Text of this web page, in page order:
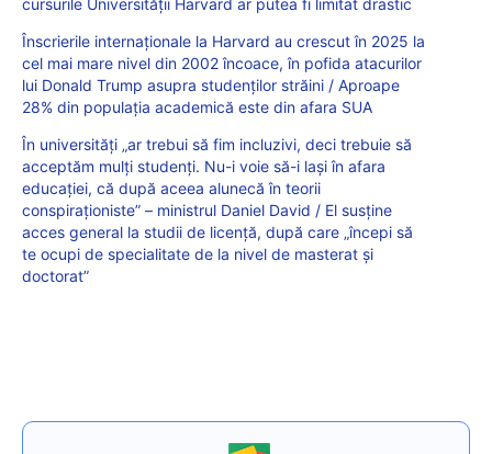
cursurile Universității Harvard ar putea fi limitat drastic
Înscrierile internaționale la Harvard au crescut în 2025 la
cel mai mare nivel din 2002 încoace, în pofida atacurilor
lui Donald Trump asupra studenților străini / Aproape
28% din populația academică este din afara SUA
În universități „ar trebui să fim incluzivi, deci trebuie să
acceptăm mulți studenți. Nu-i voie să-i lași în afara
educației, că după aceea alunecă în teorii
conspiraționiste” – ministrul Daniel David / El susține
acces general la studii de licență, după care „începi să
te ocupi de specialitate de la nivel de masterat și
doctorat”